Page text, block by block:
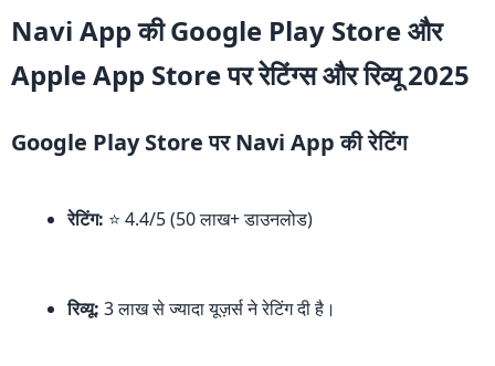
Navi App की Google Play Store और
Apple App Store पर रेटिंग्स और रिव्यू 2025
Google Play Store पर Navi App की रेटिंग
रेटिंग: ⭐ 4.4/5 (50 लाख+ डाउनलोड)
रिव्यू: 3 लाख से ज्यादा यूज़र्स ने रेटिंग दी है।